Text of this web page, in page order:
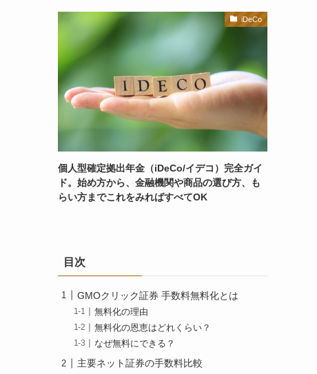
iDeCo
個人型確定拠出年金（iDeCo/イデコ）完全ガイ
ド。始め方から、金融機関や商品の選び方、も
らい方までこれをみればすべてOK
目次
GMOクリック証券 手数料無料化とは
無料化の理由
無料化の恩恵はどれくらい？
なぜ無料にできる？
主要ネット証券の手数料比較